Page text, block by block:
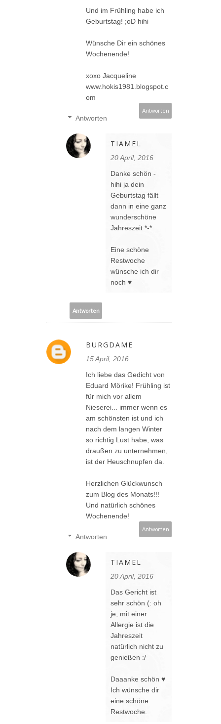
Und im Frühling habe ich
Geburtstag! ;oD hihi
Wünsche Dir ein schönes
Wochenende!
xoxo Jacqueline
www.hokis1981.blogspot.c
om
Antworten
Antworten
TIAMEL
20 April, 2016
Danke schön -
hihi ja dein
Geburtstag fällt
dann in eine ganz
wunderschöne
Jahreszeit *-*
Eine schöne
Restwoche
wünsche ich dir
noch ♥
Antworten
BURGDAME
15 April, 2016
Ich liebe das Gedicht von
Eduard Mörike! Frühling ist
für mich vor allem
Nieserei... immer wenn es
am schönsten ist und ich
nach dem langen Winter
so richtig Lust habe, was
draußen zu unternehmen,
ist der Heuschnupfen da.
Herzlichen Glückwunsch
zum Blog des Monats!!!
Und natürlich schönes
Wochenende!
Antworten
Antworten
TIAMEL
20 April, 2016
Das Gericht ist
sehr schön (: oh
je, mit einer
Allergie ist die
Jahreszeit
natürlich nicht zu
genießen :/
Daaanke schön ♥
Ich wünsche dir
eine schöne
Restwoche.